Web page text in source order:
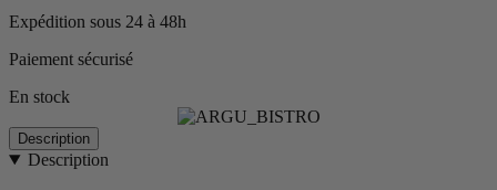
Expédition sous 24 à 48h
Paiement sécurisé
En stock
Description
Description